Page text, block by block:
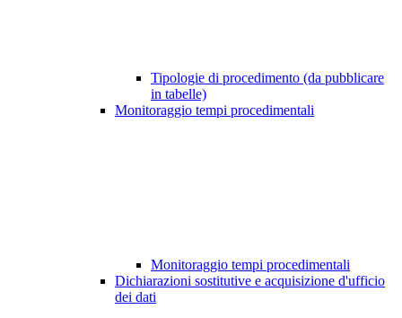
Tipologie di procedimento (da pubblicare
in tabelle)
Monitoraggio tempi procedimentali
Monitoraggio tempi procedimentali
Dichiarazioni sostitutive e acquisizione d'ufficio
dei dati